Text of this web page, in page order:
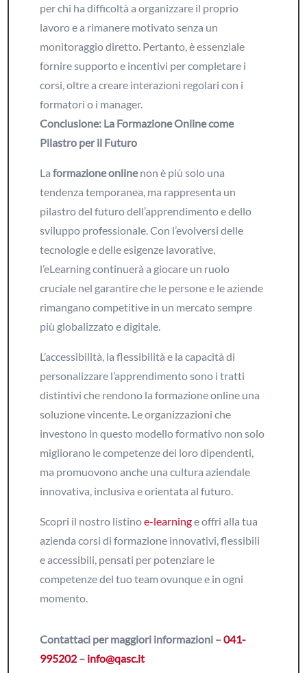
per chi ha difficoltà a organizzare il proprio
lavoro e a rimanere motivato senza un
monitoraggio diretto. Pertanto, è essenziale
fornire supporto e incentivi per completare i
corsi, oltre a creare interazioni regolari con i
formatori o i manager.
Conclusione: La Formazione Online come
Pilastro per il Futuro
Laformazione onlinenon è più solo una
tendenza temporanea, ma rappresenta un
pilastro del futuro dell’apprendimento e dello
sviluppo professionale. Con l’evolversi delle
tecnologie e delle esigenze lavorative,
l’eLearning continuerà a giocare un ruolo
cruciale nel garantire che le persone e le aziende
rimangano competitive in un mercato sempre
più globalizzato e digitale.
L’accessibilità, la flessibilità e la capacità di
personalizzare l’apprendimento sono i tratti
distintivi che rendono la formazione online una
soluzione vincente. Le organizzazioni che
investono in questo modello formativo non solo
migliorano le competenze dei loro dipendenti,
ma promuovono anche una cultura aziendale
innovativa, inclusiva e orientata al futuro.
Scopri il nostro listinoe-learninge offri alla tua
azienda corsi di formazione innovativi, flessibili
e accessibili, pensati per potenziare le
competenze del tuo team ovunque e in ogni
momento.
Contattaci per maggiori informazioni –041-
995202 – info@qasc.it